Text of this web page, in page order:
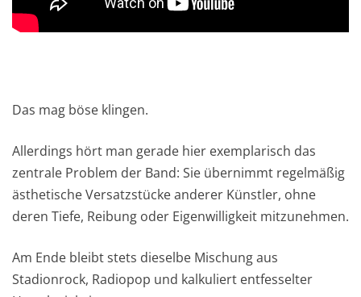
Das mag böse klingen.
Allerdings hört man gerade hier exemplarisch das
zentrale Problem der Band: Sie übernimmt regelmäßig
ästhetische Versatzstücke anderer Künstler, ohne
deren Tiefe, Reibung oder Eigenwilligkeit mitzunehmen.
Am Ende bleibt stets dieselbe Mischung aus
Stadionrock, Radiopop und kalkuliert entfesselter